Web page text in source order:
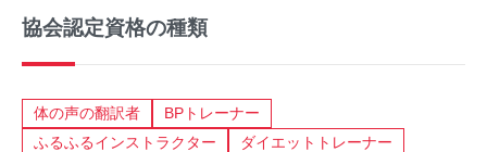
協会認定資格の種類
体の声の翻訳者
BPトレーナー
ふるふるインストラクター
ダイエットトレーナー